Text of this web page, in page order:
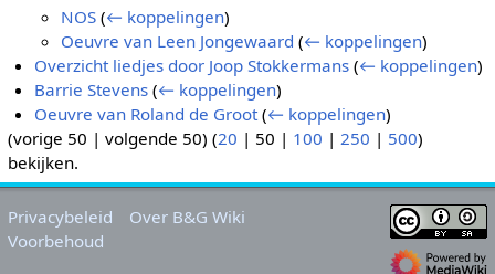
NOS (← koppelingen)
Oeuvre van Leen Jongewaard (← koppelingen)
Overzicht liedjes door Joop Stokkermans (← koppelingen)
Barrie Stevens (← koppelingen)
Oeuvre van Roland de Groot (← koppelingen)
(vorige 50 | volgende 50) (20 | 50 | 100 | 250 | 500)
bekijken.
Privacybeleid
Over B&G Wiki
Voorbehoud